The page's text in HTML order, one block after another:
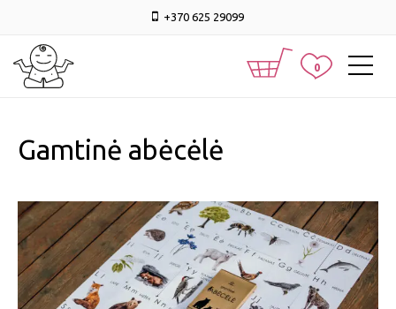
+370 625 29099
0
Gamtinė abėcėlė